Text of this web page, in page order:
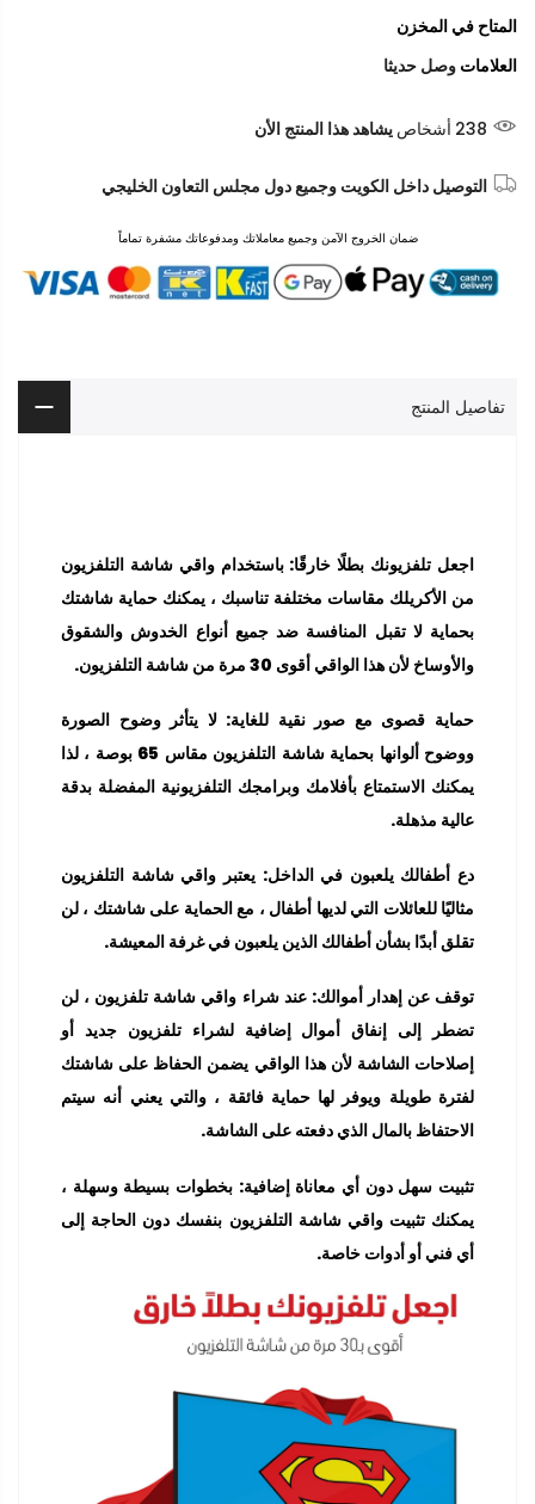
المتاح في المخزن
العلامات وصل حديثا
238 أشخاص يشاهد هذا المنتج الأن
التوصيل داخل الكويت وجميع دول مجلس التعاون الخليجي
ضمان الخروج الآمن وجميع معاملاتك ومدفوعاتك مشفرة تماماً
تفاصيل المنتج
اجعل تلفزيونك بطلًا خارقًا: باستخدام واقي شاشة التلفزيون
من الأكريلك مقاسات مختلفة تناسبك ، يمكنك حماية شاشتك
بحماية لا تقبل المنافسة ضد جميع أنواع الخدوش والشقوق
والأوساخ لأن هذا الواقي أقوى 30 مرة من شاشة التلفزيون.
حماية قصوى مع صور نقية للغاية: لا يتأثر وضوح الصورة
ووضوح ألوانها بحماية شاشة التلفزيون مقاس 65 بوصة ، لذا
يمكنك الاستمتاع بأفلامك وبرامجك التلفزيونية المفضلة بدقة
عالية مذهلة.
دع أطفالك يلعبون في الداخل: يعتبر واقي شاشة التلفزيون
مثاليًا للعائلات التي لديها أطفال ، مع الحماية على شاشتك ، لن
تقلق أبدًا بشأن أطفالك الذين يلعبون في غرفة المعيشة.
توقف عن إهدار أموالك: عند شراء واقي شاشة تلفزيون ، لن
تضطر إلى إنفاق أموال إضافية لشراء تلفزيون جديد أو
إصلاحات الشاشة لأن هذا الواقي يضمن الحفاظ على شاشتك
لفترة طويلة ويوفر لها حماية فائقة ، والتي يعني أنه سيتم
الاحتفاظ بالمال الذي دفعته على الشاشة.
تثبيت سهل دون أي معاناة إضافية: بخطوات بسيطة وسهلة ،
يمكنك تثبيت واقي شاشة التلفزيون بنفسك دون الحاجة إلى
أي فني أو أدوات خاصة.